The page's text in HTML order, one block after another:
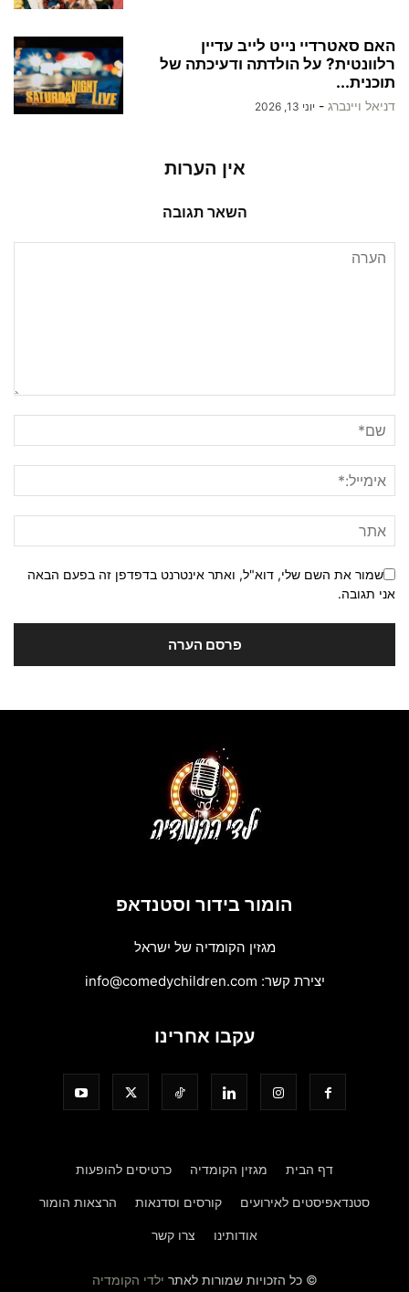
האם סאטרדיי נייט לייב עדיין
רלוונטית? על הולדתה ודעיכתה של
תוכנית...
דניאל ויינברג - יוני 13, 2026
אין הערות
השאר תגובה
שמור את השם שלי, דוא"ל, ואתר אינטרנט בדפדפן זה בפעם הבאה
אני תגובה.
הומור בידור וסטנדאפ
מגזין הקומדיה של ישראל
יצירת קשר: info@comedychildren.com
עקבו אחרינו
דף הבית מגזין הקומדיה כרטיסים להופעות
סטנדאפיסטים לאירועים קורסים וסדנאות הרצאות הומור
אודותינו צרו קשר
© כל הזכויות שמורות לאתר ילדי הקומדיה